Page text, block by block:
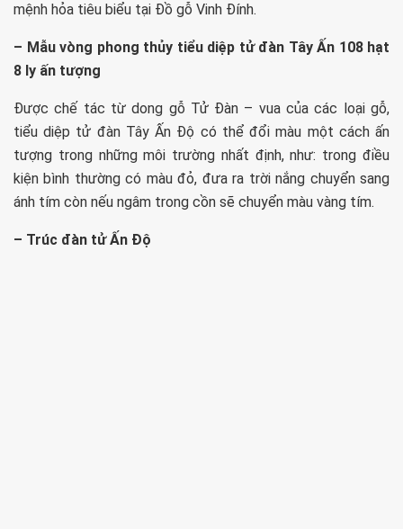
mệnh hỏa tiêu biểu tại Đồ gỗ Vinh Đính.
– Mẫu vòng phong thủy tiểu diệp tử đàn Tây Ấn 108 hạt
8 ly ấn tượng
Được chế tác từ dong gỗ Tử Đàn – vua của các loại gỗ,
tiểu diệp tử đàn Tây Ấn Độ có thể đổi màu một cách ấn
tượng trong những môi trường nhất định, như: trong điều
kiện bình thường có màu đỏ, đưa ra trời nắng chuyển sang
ánh tím còn nếu ngâm trong cồn sẽ chuyển màu vàng tím.
– Trúc đàn tử Ấn Độ